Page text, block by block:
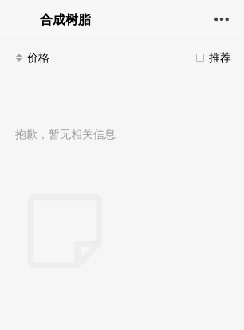
合成树脂
推荐
价格
抱歉，暂无相关信息